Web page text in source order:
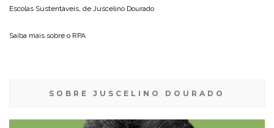
Escolas Sustentáveis, de Juscelino Dourado
Saiba mais sobre o RPA
SOBRE JUSCELINO DOURADO